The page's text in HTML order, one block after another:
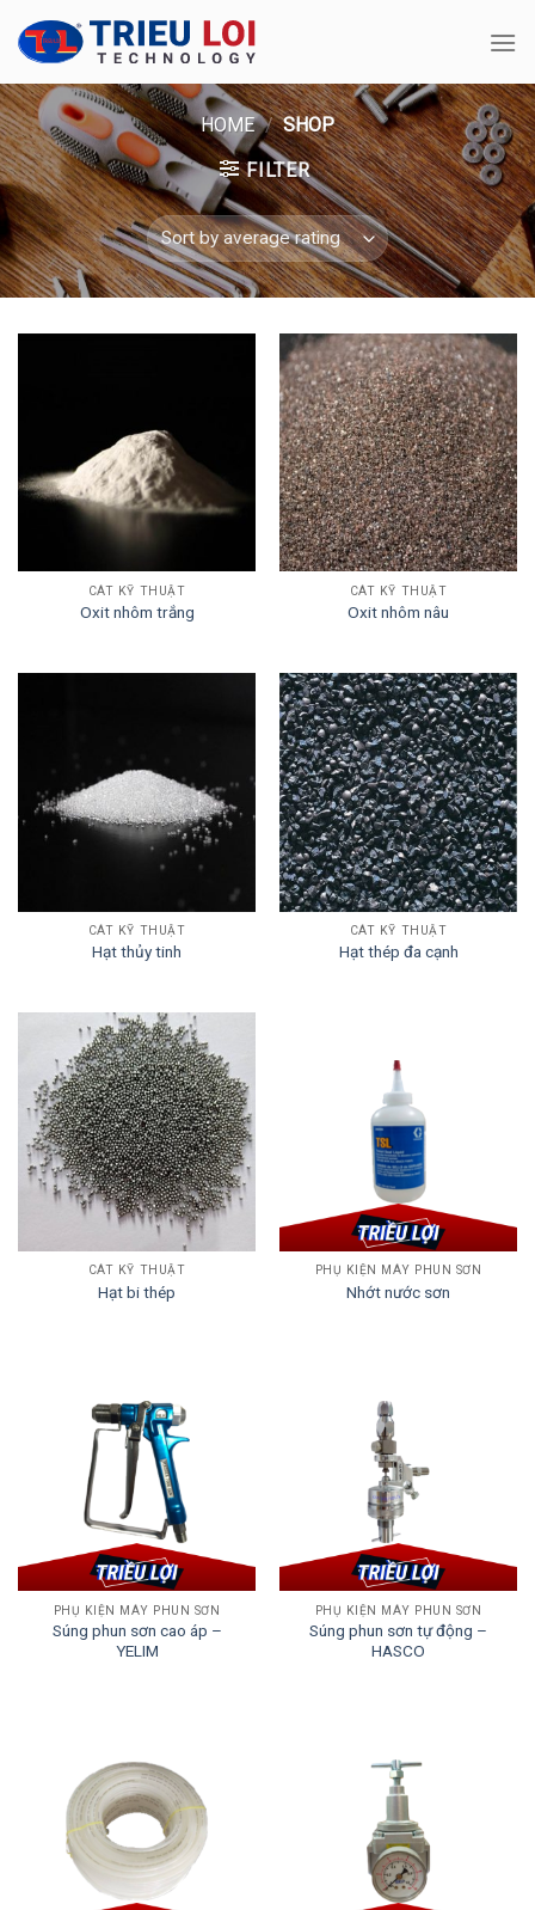
HOME / SHOP
FILTER
CÁT KỸ THUẬT
Oxit nhôm trắng
CÁT KỸ THUẬT
Oxit nhôm nâu
CÁT KỸ THUẬT
Hạt thủy tinh
CÁT KỸ THUẬT
Hạt thép đa cạnh
CÁT KỸ THUẬT
Hạt bi thép
PHỤ KIỆN MÁY PHUN SƠN
Nhớt nước sơn
PHỤ KIỆN MÁY PHUN SƠN
Súng phun sơn cao áp –
YELIM
PHỤ KIỆN MÁY PHUN SƠN
Súng phun sơn tự động –
HASCO